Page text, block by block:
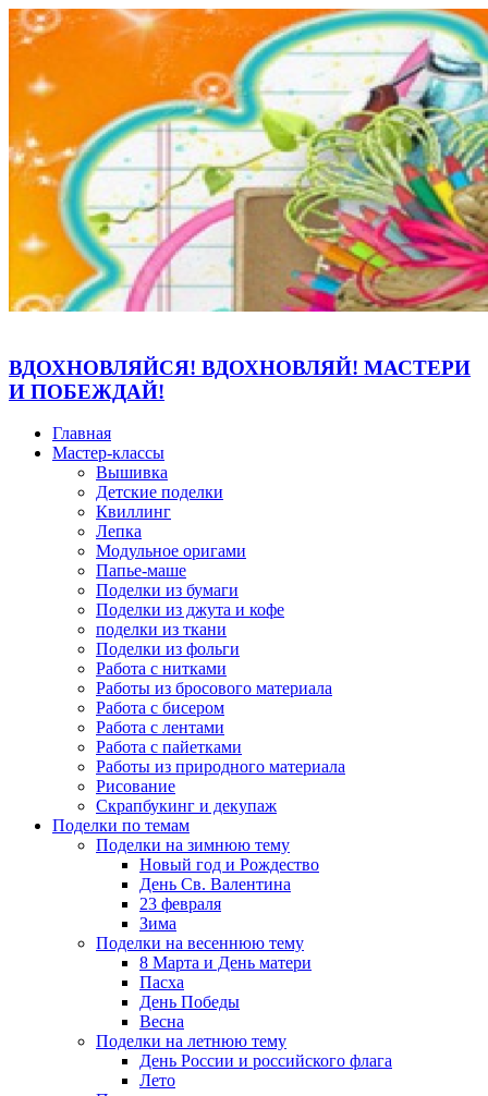
ВДОХНОВЛЯЙСЯ! ВДОХНОВЛЯЙ! МАСТЕРИ
И ПОБЕЖДАЙ!
Главная
Мастер-классы
Вышивка
Детские поделки
Квиллинг
Лепка
Модульное оригами
Папье-маше
Поделки из бумаги
Поделки из джута и кофе
поделки из ткани
Поделки из фольги
Работа с нитками
Работы из бросового материала
Работа с бисером
Работа с лентами
Работа с пайетками
Работы из природного материала
Рисование
Скрапбукинг и декупаж
Поделки по темам
Поделки на зимнюю тему
Новый год и Рождество
День Св. Валентина
23 февраля
Зима
Поделки на весеннюю тему
8 Марта и День матери
Пасха
День Победы
Весна
Поделки на летнюю тему
День России и российского флага
Лето